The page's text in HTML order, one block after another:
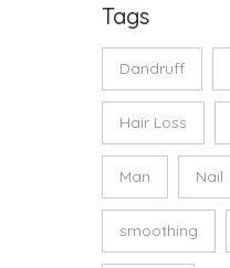
Tags
Dandruff
Hair Loss
Man Nail
smoothing